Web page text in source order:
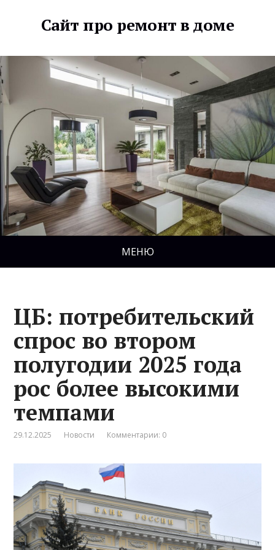
Сайт про ремонт в доме
МЕНЮ
ЦБ: потребительский
спрос во втором
полугодии 2025 года
рос более высокими
темпами
29.12.2025 Новости Комментарии: 0